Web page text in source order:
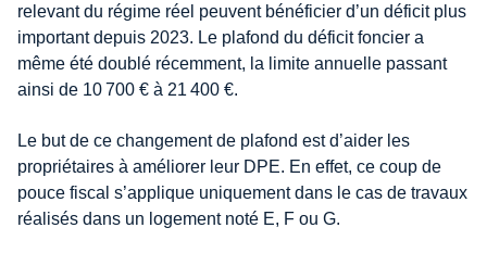
relevant du régime réel peuvent bénéficier d’un déficit plus
important depuis 2023. Le plafond du déficit foncier a
même été doublé récemment, la limite annuelle passant
ainsi de 10 700 € à 21 400 €.
Le but de ce changement de plafond est d’aider les
propriétaires à améliorer leur DPE. En effet, ce coup de
pouce fiscal s’applique uniquement dans le cas de travaux
réalisés dans un logement noté E, F ou G.